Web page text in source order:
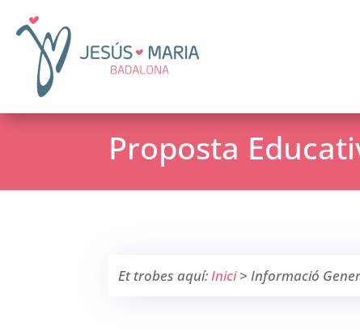
Proposta
Et trobes aquí:Inici>Informació